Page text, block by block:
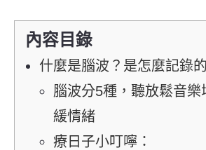
內容目錄
什麼是腦波？是怎麼記錄
腦波分5種，聽放鬆音樂
緩情緒
療日子小叮嚀：